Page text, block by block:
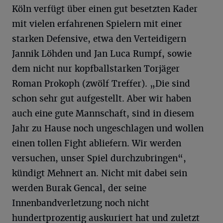
Köln verfügt über einen gut besetzten Kader
mit vielen erfahrenen Spielern mit einer
starken Defensive, etwa den Verteidigern
Jannik Löhden und Jan Luca Rumpf, sowie
dem nicht nur kopfballstarken Torjäger
Roman Prokoph (zwölf Treffer). „Die sind
schon sehr gut aufgestellt. Aber wir haben
auch eine gute Mannschaft, sind in diesem
Jahr zu Hause noch ungeschlagen und wollen
einen tollen Fight abliefern. Wir werden
versuchen, unser Spiel durchzubringen“,
kündigt Mehnert an. Nicht mit dabei sein
werden Burak Gencal, der seine
Innenbandverletzung noch nicht
hundertprozentig auskuriert hat und zuletzt